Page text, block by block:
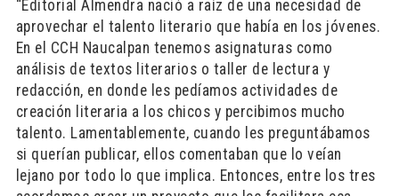
“Editorial Almendra nació a raíz de una necesidad de
aprovechar el talento literario que había en los jóvenes.
En el CCH Naucalpan tenemos asignaturas como
análisis de textos literarios o taller de lectura y
redacción, en donde les pedíamos actividades de
creación literaria a los chicos y percibimos mucho
talento. Lamentablemente, cuando les preguntábamos
si querían publicar, ellos comentaban que lo veían
lejano por todo lo que implica. Entonces, entre los tres